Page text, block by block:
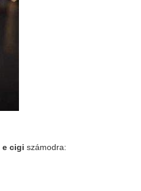
e cigi számodra: